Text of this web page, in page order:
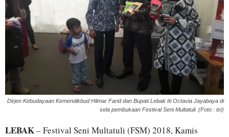
Dirjen Kebudayaan Kemendikbud Hilmar Farid dan Bupati Lebak Iti Octavia Jayabaya di
sela pembukaan Festival Seni Multatuli. (Foto : ist)
LEBAK– Festival Seni Multatuli (FSM) 2018, Kamis